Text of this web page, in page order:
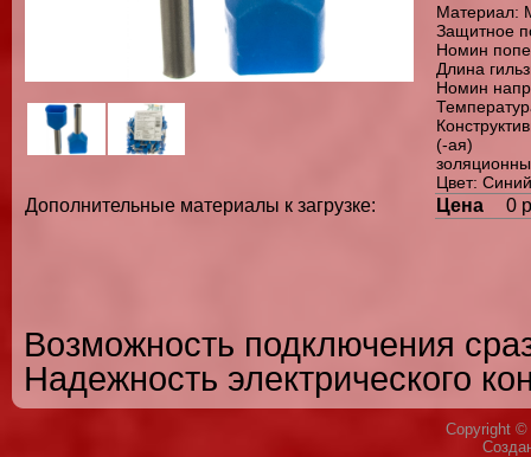
Дополнительные материалы к загрузке:
Материал:
Защитное
Номин
Длина
Номин
(-ая)
Цвет:
Цена 0
Возможность подключения
Надежность электрического
Copyright